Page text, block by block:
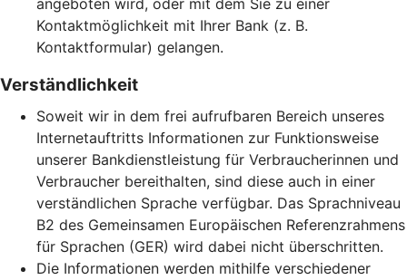
angeboten wird, oder mit dem Sie zu einer
Kontaktmöglichkeit mit Ihrer Bank (z. B.
Kontaktformular) gelangen.
Verständlichkeit
Soweit wir in dem frei aufrufbaren Bereich unseres
Internetauftritts Informationen zur Funktionsweise
unserer Bankdienstleistung für Verbraucherinnen und
Verbraucher bereithalten, sind diese auch in einer
verständlichen Sprache verfügbar. Das Sprachniveau
B2 des Gemeinsamen Europäischen Referenzrahmens
für Sprachen (GER) wird dabei nicht überschritten.
Die Informationen werden mithilfe verschiedener